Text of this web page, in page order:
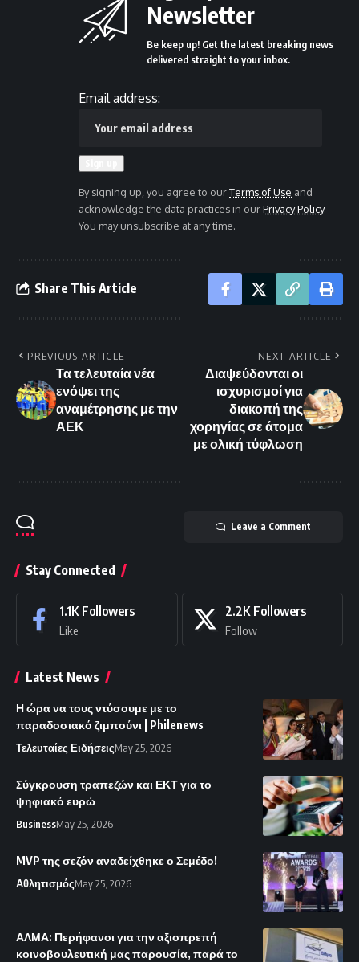
Newsletter
Be keep up! Get the latest breaking news
delivered straight to your inbox.
Email address:
By signing up, you agree to ourTerms of Use and
acknowledge the data practices in ourPrivacy Policy.
You may unsubscribe at any time.
Share This Article
PREVIOUS ARTICLE
Τα τελευταία νέα
ενόψει της
αναμέτρησης με την
ΑΕΚ
NEXT ARTICLE
Διαψεύδονται οι
ισχυρισμοί για
διακοπή της
χορηγίας σε άτομα
με ολική τύφλωση
Leave a Comment
Stay Connected
1.1K Followers
Like
2.2K Followers
Follow
Latest News
Η ώρα να τους ντύσουμε με το
παραδοσιακό ζιμπούνι | Philenews
Τελευταίες ΕιδήσειςMay 25, 2026
Σύγκρουση τραπεζών και ΕΚΤ για το
ψηφιακό ευρώ
BusinessMay 25, 2026
MVP της σεζόν αναδείχθηκε ο Σεμέδο!
ΑθλητισμόςMay 25, 2026
ΑΛΜΑ: Περήφανοι για την αξιοπρεπή
κοινοβουλευτική μας παρουσία, παρά το